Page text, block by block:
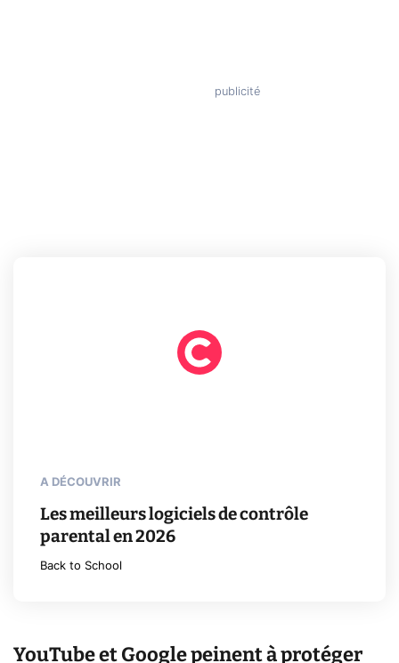
A DÉCOUVRIR
Les meilleurs logiciels de contrôle
parental en 2026
Back to School
YouTube et Google peinent à protéger